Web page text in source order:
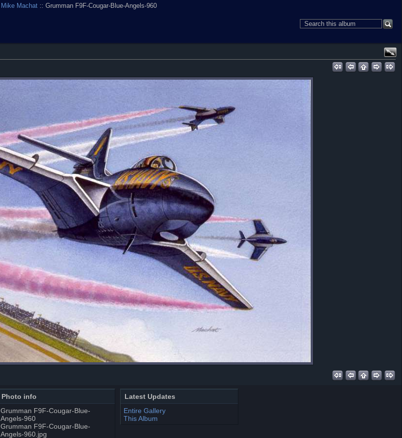
Mike Machat :: Grumman F9F-Cougar-Blue-Angels-960
Photo info
Grumman F9F-Cougar-Blue-
Angels-960
Grumman F9F-Cougar-Blue-
Angels-960.jpg
Latest Updates
Entire Gallery
This Album